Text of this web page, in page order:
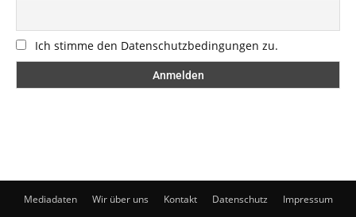
Ich stimme den Datenschutzbedingungen zu.
Mediadaten Wir über uns Kontakt Datenschutz Impressum